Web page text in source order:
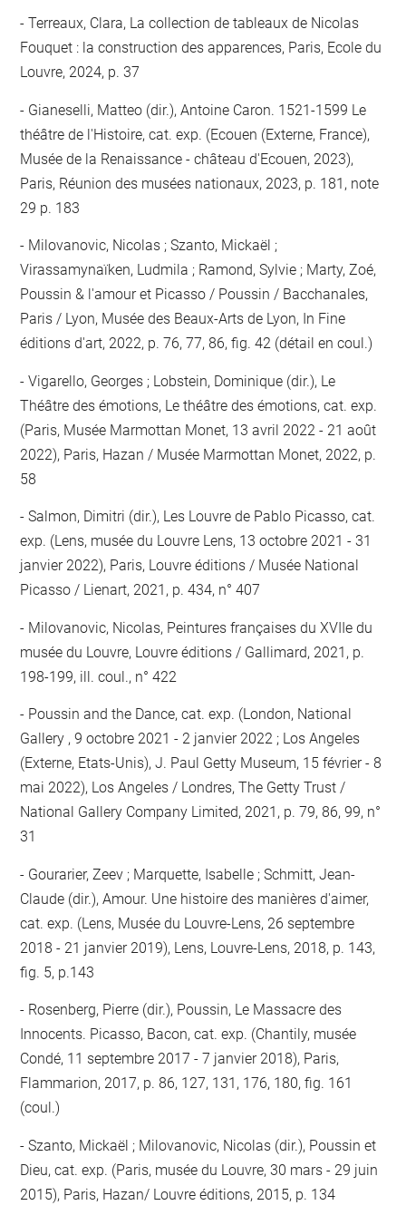
Terreaux, Clara, La collection de tableaux de Nicolas
Fouquet : la construction des apparences, Paris, Ecole du
Louvre, 2024, p. 37
Gianeselli, Matteo (dir.), Antoine Caron. 1521-1599 Le
théâtre de l'Histoire, cat. exp. (Ecouen (Externe, France),
Musée de la Renaissance - château d'Ecouen, 2023),
Paris, Réunion des musées nationaux, 2023, p. 181, note
29 p. 183
Milovanovic, Nicolas ; Szanto, Mickaël ;
Virassamynaïken, Ludmila ; Ramond, Sylvie ; Marty, Zoé,
Poussin & l'amour et Picasso / Poussin / Bacchanales,
Paris / Lyon, Musée des Beaux-Arts de Lyon, In Fine
éditions d'art, 2022, p. 76, 77, 86, fig. 42 (détail en coul.)
Vigarello, Georges ; Lobstein, Dominique (dir.), Le
Théâtre des émotions, Le théâtre des émotions, cat. exp.
(Paris, Musée Marmottan Monet, 13 avril 2022 - 21 août
2022), Paris, Hazan / Musée Marmottan Monet, 2022, p.
58
Salmon, Dimitri (dir.), Les Louvre de Pablo Picasso, cat.
exp. (Lens, musée du Louvre Lens, 13 octobre 2021 - 31
janvier 2022), Paris, Louvre éditions / Musée National
Picasso / Lienart, 2021, p. 434, n° 407
Milovanovic, Nicolas, Peintures françaises du XVIIe du
musée du Louvre, Louvre éditions / Gallimard, 2021, p.
198-199, ill. coul., n° 422
Poussin and the Dance, cat. exp. (London, National
Gallery , 9 octobre 2021 - 2 janvier 2022 ; Los Angeles
(Externe, Etats-Unis), J. Paul Getty Museum, 15 février - 8
mai 2022), Los Angeles / Londres, The Getty Trust /
National Gallery Company Limited, 2021, p. 79, 86, 99, n°
31
Gourarier, Zeev ; Marquette, Isabelle ; Schmitt, Jean-
Claude (dir.), Amour. Une histoire des manières d'aimer,
cat. exp. (Lens, Musée du Louvre-Lens, 26 septembre
2018 - 21 janvier 2019), Lens, Louvre-Lens, 2018, p. 143,
fig. 5, p.143
Rosenberg, Pierre (dir.), Poussin, Le Massacre des
Innocents. Picasso, Bacon, cat. exp. (Chantily, musée
Condé, 11 septembre 2017 - 7 janvier 2018), Paris,
Flammarion, 2017, p. 86, 127, 131, 176, 180, fig. 161
(coul.)
Szanto, Mickaël ; Milovanovic, Nicolas (dir.), Poussin et
Dieu, cat. exp. (Paris, musée du Louvre, 30 mars - 29 juin
2015), Paris, Hazan/ Louvre éditions, 2015, p. 134